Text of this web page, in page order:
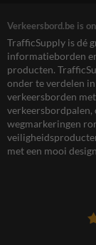
Verkeersbord.be is
TrafficSupply is dé
informatieborden
producten.
onder te verdelen
verkeersborden
verkeersbordpalen,
wegmarkeringen
met een mooi